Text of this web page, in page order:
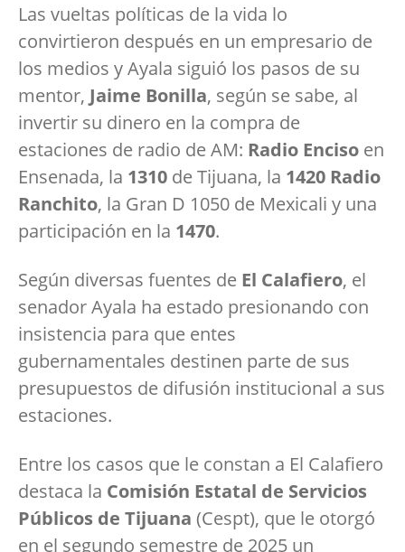
Las vueltas políticas de la vida lo
convirtieron después en un empresario de
los medios y Ayala siguió los pasos de su
mentor, Jaime Bonilla, según se sabe, al
invertir su dinero en la compra de
estaciones de radio de AM: Radio Enciso en
Ensenada, la 1310 de Tijuana, la 1420 Radio
Ranchito, la Gran D 1050 de Mexicali y una
participación en la 1470.
Según diversas fuentes de El Calafiero, el
senador Ayala ha estado presionando con
insistencia para que entes
gubernamentales destinen parte de sus
presupuestos de difusión institucional a sus
estaciones.
Entre los casos que le constan a El Calafiero
destaca la Comisión Estatal de Servicios
Públicos de Tijuana (Cespt), que le otorgó
en el segundo semestre de 2025 un